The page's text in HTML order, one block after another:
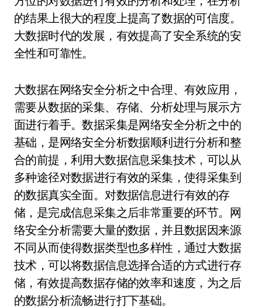
的结果上很大的程度上提高了数据的可信度。
大数据时代的发展，有效提高了安全系统的安
全性和可靠性。
大数据在网络安全分析之中合理、有效应用，
需要从数据的采集、存储、分析处理与展示方
面进行着手。数据采集是网络安全分析之中的
基础，是网络安全分析数据顺利进行分析和整
合的前提，利用大数据信息采集技术，可以从
多种途径对数据进行有效的采集，使得采集到
的数据真实全面。对数据信息进行有效的存
储，是完成信息采集之后非常重要的环节。网
络安全分析需要大量的数据，并且数据因来源
不同从而使得数据类型也多样性，通过大数据
技术，可以将数据信息选择合适的方式进行存
储，有效提高数据存储的效率和速度，为之后
的数据分析流畅进行打下基础。